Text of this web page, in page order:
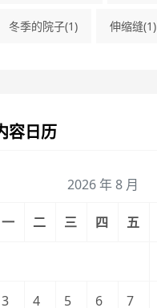
冬季的院子(1) 伸缩缝(1)
容日历
2026 年 8 月
一 二 三 四 五
3 4 5 6 7